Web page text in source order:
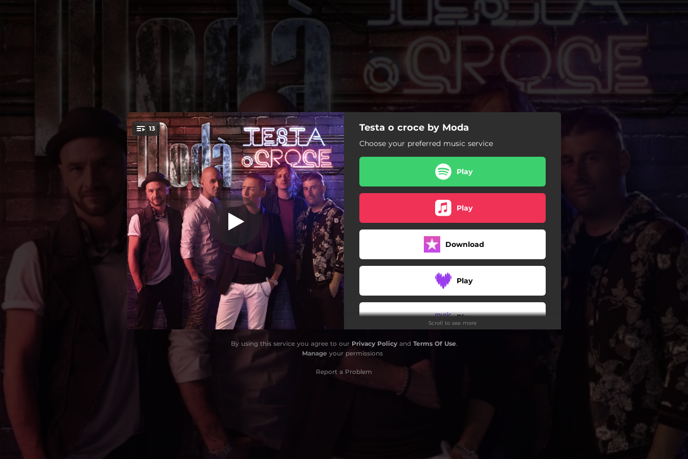
You're all set!
13 Testa o croce
Testa o croce
03:34
Quel sorriso in volto
04:02
Puoi leggerlo solo di sera
04:15
Quelli come me
03:36
Per una notte insieme
03:21
Voglio solo il tuo sorriso
Una vita non mi basta
03:29
04:02
La fata
04:12
Non te la prendere
Love in the '50s
Testa o croce by Moda
Choose your preferred music service
Play
Play
Download
Play
Play
Scroll to see more
By using this service you agree to our Privacy Policyand Terms Of Use.
Manage your permissions
Report a Problem